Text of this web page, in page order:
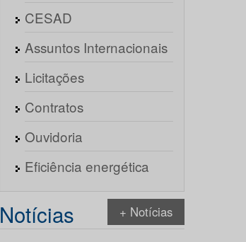
CESAD
Assuntos Internacionais
Licitações
Contratos
Ouvidoria
Eficiência energética
Notícias + Notícias